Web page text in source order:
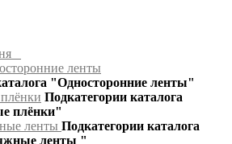
ленты
"Односторонние ленты"
Подкатегории каталога
плёнки"
ленты Подкатегории каталога
ленты "